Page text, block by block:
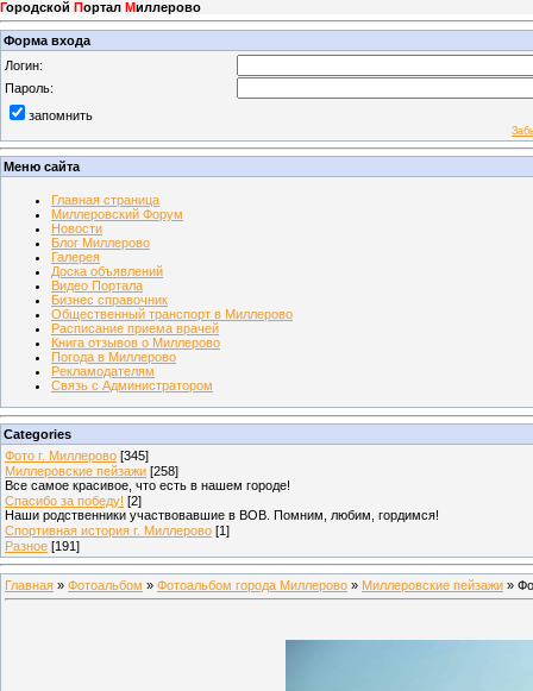
Городской Портал Миллерово
Форма входа
Логин:
Пароль:
запомнить
Меню сайта
Главная страница
Миллеровский Форум
Новости
Блог Миллерово
Галерея
Доска объявлений
Видео Портала
Бизнес справочник
Общественный транспорт в Миллерово
Расписание приема врачей
Книга отзывов о Миллерово
Погода в Миллерово
Рекламодателям
Связь с Администратором
Categories
Фото г. Миллерово [345]
Миллеровские пейзажи [258]
Все самое красивое, что есть в нашем городе!
Спасибо за победу! [2]
Наши родственники участвовавшие в ВОВ. Помним, любим, гордимся!
Спортивная история г. Миллерово [1]
Разное [191]
Главная » Фотоальбом » Фотоальбом города Миллерово » Миллеровские пейзажи »